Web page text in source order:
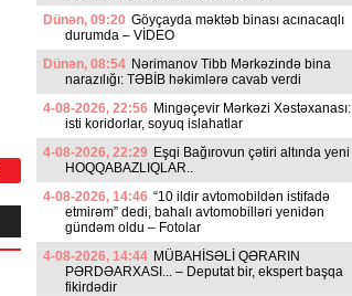
Dünən, 09:20 Göyçayda məktəb binası acınacaqlı
durumda – VİDEO
Dünən, 08:54 Nərimanov Tibb Mərkəzində bina
narazılığı: TƏBİB həkimlərə cavab verdi
4-08-2026, 22:56 Mingəçevir Mərkəzi Xəstəxanası:
isti koridorlar, soyuq islahatlar
4-08-2026, 22:29 Eşqi Bağırovun çətiri altında yeni
HOQQABAZLIQLAR..
4-08-2026, 14:46 “10 ildir avtomobildən istifadə
etmirəm” dedi, bahalı avtomobilləri yenidən
gündəm oldu – Fotolar
4-08-2026, 14:44 MÜBAHİSƏLİ QƏRARIN
PƏRDƏARXASI... – Deputat bir, ekspert başqa
fikirdədir